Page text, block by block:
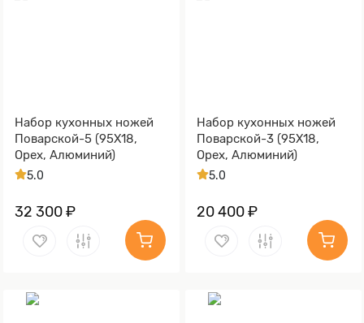
Набор кухонных ножей
Поварской-5 (95Х18,
Орех, Алюминий)
5.0
32 300 ₽
Набор кухонных ножей
Поварской-3 (95Х18,
Орех, Алюминий)
5.0
20 400 ₽